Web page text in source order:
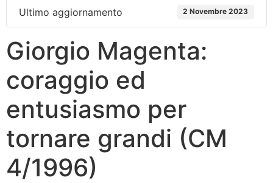
Ultimo aggiornamento 2 Novembre 2023
Giorgio Magenta:
coraggio ed
entusiasmo per
tornare grandi (CM
4/1996)